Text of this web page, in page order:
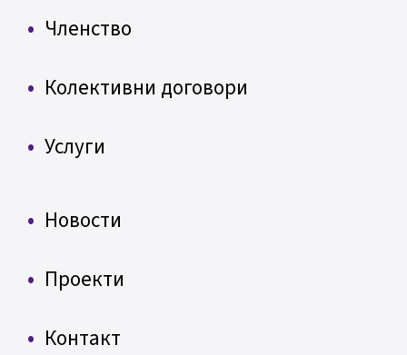
Членство
Колективни договори
Услуги
Новости
Проекти
Контакт